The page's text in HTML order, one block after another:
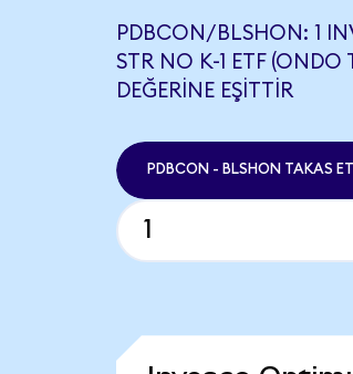
PDBCON/BLSHON: 1
STR NO K-1 ETF
DEĞERINE EŞITTIR
PDBCON - BLSHON TAKAS ET